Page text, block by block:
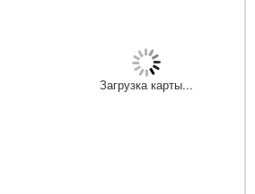
Загрузка карты...